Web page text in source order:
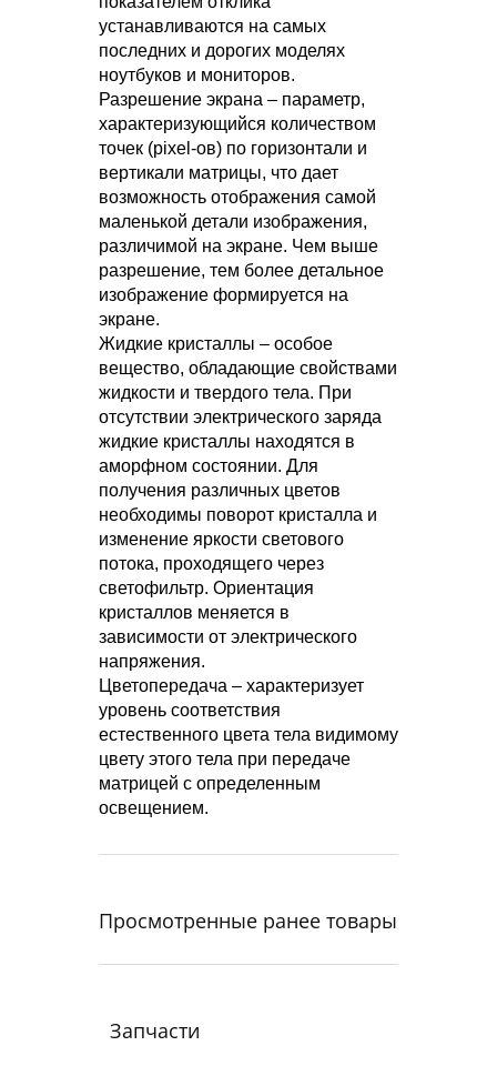
устанавливаются на самых
последних и дорогих моделях
ноутбуков и мониторов.
Разрешение экрана – параметр,
характеризующийся количеством
точек (pixel-ов) по горизонтали и
вертикали матрицы, что дает
возможность отображения самой
маленькой детали изображения,
различимой на экране. Чем выше
разрешение, тем более детальное
изображение формируется на
экране.
Жидкие кристаллы – особое
вещество, обладающие свойствами
жидкости и твердого тела. При
отсутствии электрического заряда
жидкие кристаллы находятся в
аморфном состоянии. Для
получения различных цветов
необходимы поворот кристалла и
изменение яркости светового
потока, проходящего через
светофильтр. Ориентация
кристаллов меняется в
зависимости от электрического
напряжения.
Цветопередача – характеризует
уровень соответствия
естественного цвета тела видимому
цвету этого тела при передаче
матрицей с определенным
освещением.
Просмотренные ранее товары
Запчасти